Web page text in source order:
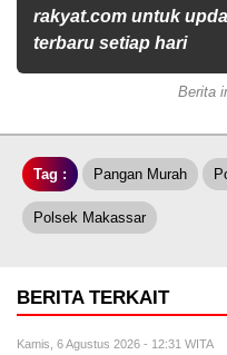
rakyat.com untuk
terbaru setiap hari
Berita
Tag : Pangan Murah
Polsek Makassar
BERITA TERKAIT
Kamis, 6 Agustus 2026 - 12:31 WITA